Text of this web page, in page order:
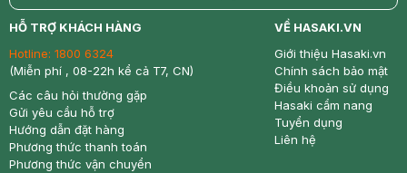
return nowfree price
HỖ TRỢ KHÁCH HÀNG
Hotline: 1800 6324
(Miễn phí , 08-22h kể cả T7, CN)
Các câu hỏi thường gặp
Gửi yêu cầu hỗ trợ
Hướng dẫn đặt hàng
Phương thức thanh toán
Phương thức vận chuyển
VỀ HASAKI.VN
Giới thiệu Hasaki.vn
Chính sách bảo mật
Điều khoản sử dụng
Hasaki cẩm nang
Tuyển dụng
Liên hệ